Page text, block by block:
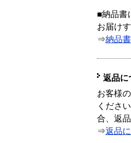
■納品書
お届け
⇒納品
返品に
お客様
くださ
合、返
⇒返品